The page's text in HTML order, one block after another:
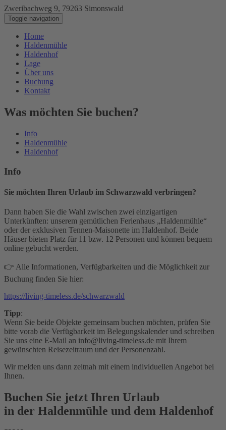
Zweribachweg 9, 79263 Simonswald
Toggle navigation
Home
Haldenmühle
Haldenhof
Lage
Über uns
Buchung
Kontakt
Was möchten Sie buchen?
Info
Haldenmühle
Haldenhof
Info
Sie möchten Ihren Urlaub im Schwarzwald verbringen?
Dann haben Sie die Wahl zwischen zwei einzigartigen
Unterkünften: unserem gemütlichen Ferienhaus „Haldenmühle“
oder der exklusiven Tennen-Maisonette im Haldenhof. Beide
Häuser bieten Platz für 11 bzw. 12 Personen und können bequem
online gebucht werden.
👉 Alle Informationen, Verfügbarkeiten und die Möglichkeit zur
Buchung finden Sie hier:
https://living-timeless.de/schwarzwald
Tipp:
Wenn Sie beide Objekte gemeinsam buchen möchten, prüfen Sie
bitte vorab die Verfügbarkeit im Belegungskalender und schreiben
Sie uns eine E-Mail an info@living-timeless.de mit Ihrem
gewünschten Reisezeitraum und der Personenzahl.
Wir melden uns dann zeitnah mit einem individuellen Angebot bei
Ihnen.
Buchen Sie jetzt Ihren Urlaub
in der Haldenmühle und dem Haldenhof